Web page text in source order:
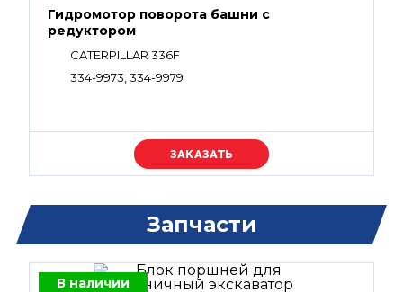
Гидромотор поворота башни с
редуктором
CATERPILLAR 336F
334-9973, 334-9979
Уточняйте цену
Запчасти
В наличии